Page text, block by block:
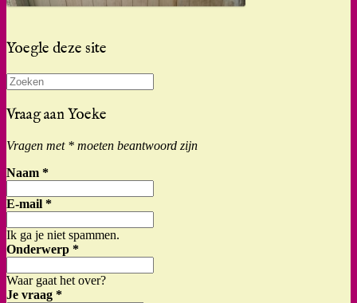
Yoegle deze site
Zoeken
naar:
Vraag aan Yoeke
Vragen met * moeten beantwoord zijn
Naam *
E-mail *
Ik ga je niet spammen.
Onderwerp *
Waar gaat het over?
Je vraag *